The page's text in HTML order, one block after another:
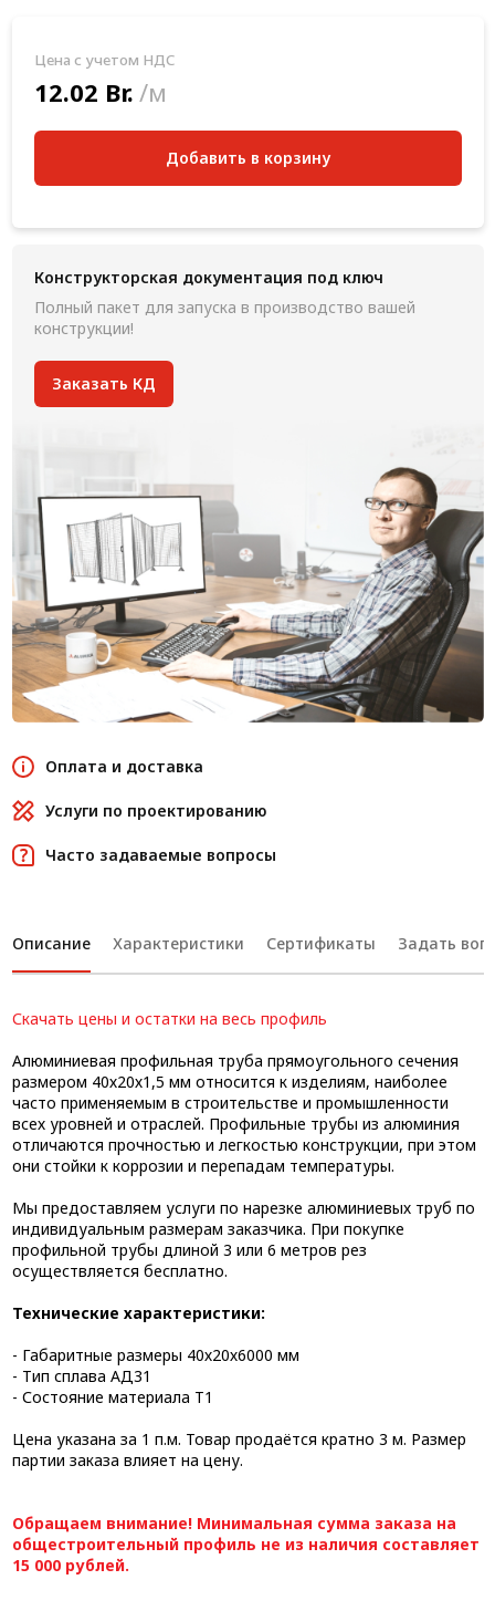
Цена с учетом НДС
12.02 Br. /м
Добавить в корзину
Конструкторская документация под ключ
Полный пакет для запуска в производство вашей
конструкции!
Заказать КД
Оплата и доставка
Услуги по проектированию
Часто задаваемые вопросы
Описание Характеристики Сертификаты Задать
Скачать цены и остатки на весь профиль
Алюминиевая профильная труба прямоугольного сечения
размером 40х20х1,5 мм относится к изделиям, наиболее
часто применяемым в строительстве и промышленности
всех уровней и отраслей. Профильные трубы из алюминия
отличаются прочностью и легкостью конструкции, при этом
они стойки к коррозии и перепадам температуры.
Мы предоставляем услуги по нарезке алюминиевых труб по
индивидуальным размерам заказчика. При покупке
профильной трубы длиной 3 или 6 метров рез
осуществляется бесплатно.
Технические характеристики:
- Габаритные размеры 40х20х6000 мм
- Тип сплава АД31
- Состояние материала Т1
Цена указана за 1 п.м. Товар продаётся кратно 3 м. Размер
партии заказа влияет на цену.
Обращаем внимание! Минимальная сумма заказа на
общестроительный профиль не из наличия составляет
15 000 рублей.